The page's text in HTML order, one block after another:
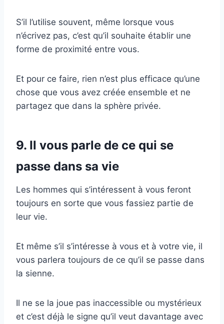
S’il l’utilise souvent, même lorsque vous
n’écrivez pas, c’est qu’il souhaite établir une
forme de proximité entre vous.
Et pour ce faire, rien n’est plus efficace qu’une
chose que vous avez créée ensemble et ne
partagez que dans la sphère privée.
9. Il vous parle de ce qui se
passe dans sa vie
Les hommes qui s’intéressent à vous feront
toujours en sorte que vous fassiez partie de
leur vie.
Et même s’il s’intéresse à vous et à votre vie, il
vous parlera toujours de ce qu’il se passe dans
la sienne.
Il ne se la joue pas inaccessible ou mystérieux
et c’est déjà le signe qu’il veut davantage avec